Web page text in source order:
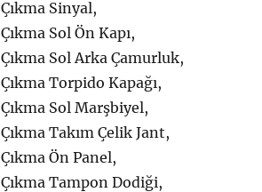
Sinyal,
Sol Ön Kapı,
Sol Arka Çamurluk,
Torpido Kapağı,
Sol Marşbiyel,
Takım Çelik Jant,
Ön Panel,
Tampon Dodiği,